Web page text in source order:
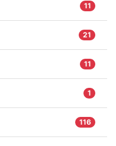
11
21
11
1
116